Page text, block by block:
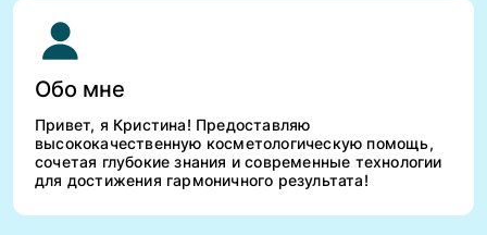
Обо мне
Привет, я Кристина! Предоставляю
высококачественную косметологическую помощь,
сочетая глубокие знания и современные технологии
для достижения гармоничного результата!